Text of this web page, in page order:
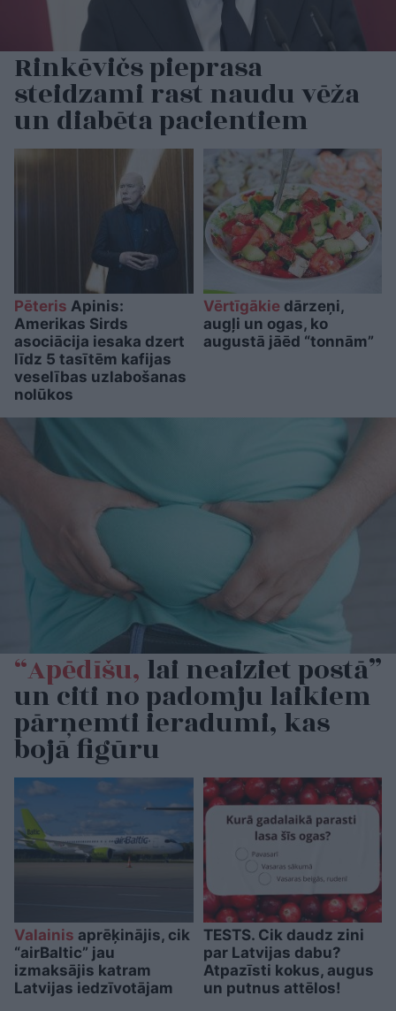
Rinkēvičs pieprasa
steidzami rast naudu vēža
un diabēta pacientiem
Pēteris Apinis:
Amerikas Sirds
asociācija iesaka dzert
līdz 5 tasītēm kafijas
veselības uzlabošanas
nolūkos
Vērtīgākiedārzeņi,
augļi un ogas, ko
augustā jāēd “tonnām”
“Apēdīšu, lai neaiziet postā”
un citi no padomju laikiem
pārņemti ieradumi, kas
bojā figūru
Valainis aprēķinājis, cik
“airBaltic” jau
izmaksājis katram
Latvijas iedzīvotājam
TESTS. Cik daudz zini
par Latvijas dabu?
Atpazīsti kokus, augus
un putnus attēlos!